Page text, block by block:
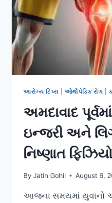
આરોગ્ય ટિપ્સ ઓર્થોપેડિક રોગ |
અમદાવાદ
ઇન્જરી અને
નિષ્ણાત
By Jatin Gohil August 6,
આજના સમયમાં યુવાનો